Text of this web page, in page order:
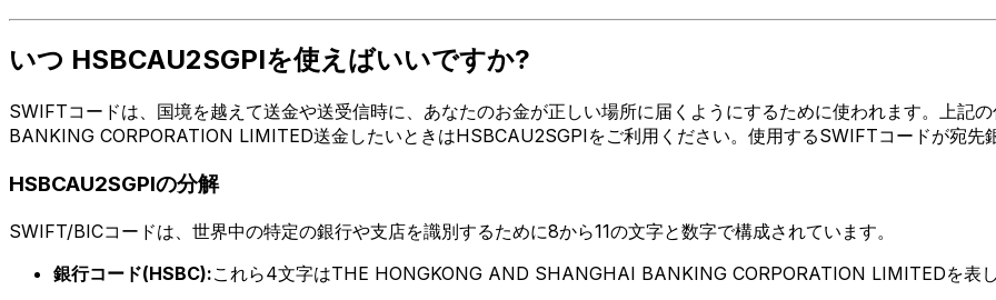
いつ HSBCAU2SGPIを使えばいいですか?
SWIFTコードは、国境を越えて送金や送受信時に、あなたのお金が正しい場所に届くようにするために使われます。上
BANKING CORPORATION LIMITED送金したいときはHSBCAU2SGPIをご利用ください。使用するSWIFTコードが宛先
HSBCAU2SGPIの分解
SWIFT/BICコードは、世界中の特定の銀行や支店を識別するために8から11の文字と数字で構成されています。
銀行コード(HSBC):これら4文字はTHE HONGKONG AND SHANGHAI BANKING CORPORATION LIMITEDを表